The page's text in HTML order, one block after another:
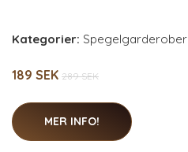
Kategorier: Spegelgarderober
189 SEK 289 SEK
MER INFO!